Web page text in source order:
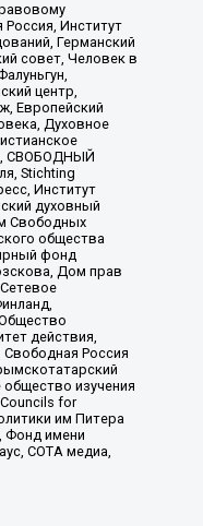
Институт
Германский
совет, Человек в
центр,
Европейский
Духовное
СВОБОДНЫЙ
Stichting
Институт
духовный
Свободных
общества
фонд
Дом прав
действия,
Россия
изучения
for
им Питера
Фонд имени
СОТА медиа,